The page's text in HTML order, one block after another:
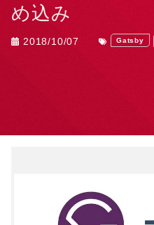
め込み
2018/10/07 Gatsby